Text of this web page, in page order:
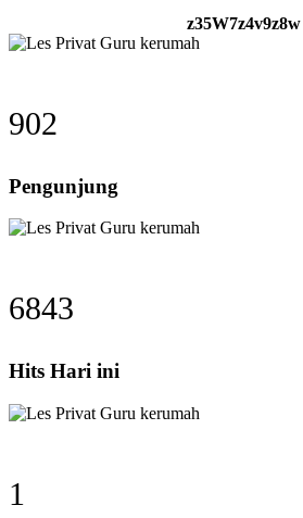
z35W7z4v9z8w
902
Pengunjung
6843
Hits Hari ini
1